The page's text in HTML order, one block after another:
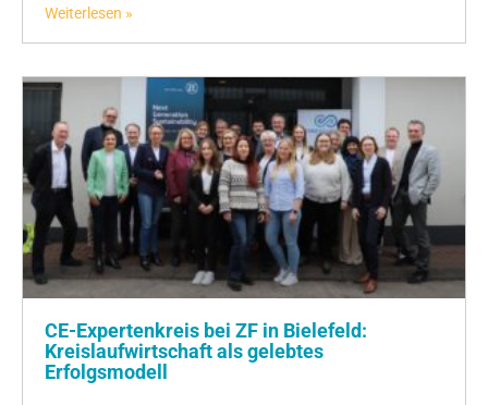
Weiterlesen »
CE-Expertenkreis bei ZF in Bielefeld:
Kreislaufwirtschaft als gelebtes
Erfolgsmodell